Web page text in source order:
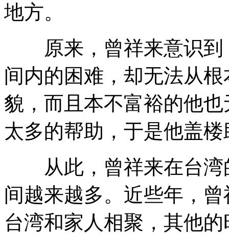
地方。
原来，曾祥来意识到
间内的困难，却无法从
貌，而且本不富裕的他
太多的帮助，于是他盖楼
从此，曾祥来在台湾
间越来越多。近些年，
台湾和家人相聚，其他